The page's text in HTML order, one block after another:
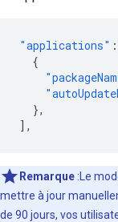
"applications"
{
},
],
Remarque :Le
mettre à jour
de 90 jours, vos